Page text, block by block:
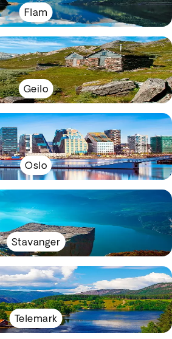
Flam
Geilo
Oslo
Stavanger
Telemark